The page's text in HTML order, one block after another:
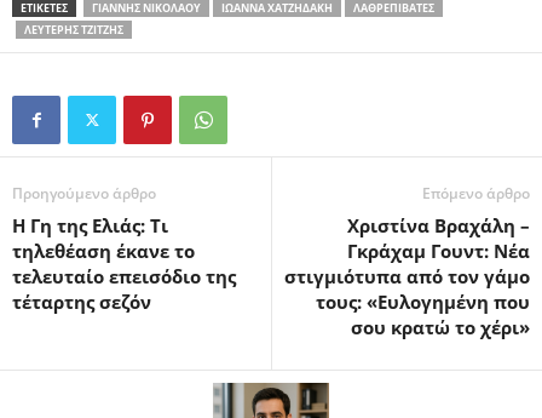
ΕΤΙΚΕΤΕΣ ΓΙΆΝΝΗΣ ΝΙΚΟΛΆΟΥ ΙΩΆΝΝΑ ΧΑΤΖΗΔΆΚΗ
ΛΑΘΡΕΠΙΒΆΤΕΣ
ΛΕΥΤΈΡΗΣ ΤΖΊΤΖΗΣ
Προηγούμενο άρθρο
Η Γη της Ελιάς: Τι
τηλεθέαση έκανε το
τελευταίο επεισόδιο της
τέταρτης σεζόν
Επόμενο άρθρο
Χριστίνα Βραχάλη –
Γκράχαμ Γουντ: Νέα
στιγμιότυπα από τον γάμο
τους: «Ευλογημένη που
σου κρατώ το χέρι»